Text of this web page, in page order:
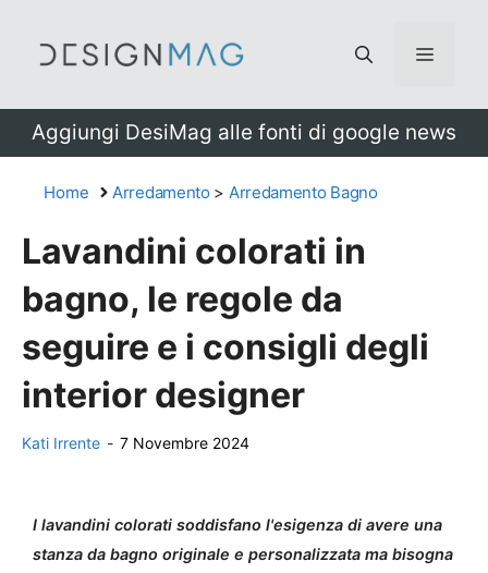
Menu
Aggiungi DesiMag alle fonti di google news
Home Arredamento > Arredamento Bagno
Lavandini colorati in
bagno, le regole da
seguire e i consigli degli
interior designer
Kati Irrente - 7 Novembre 2024
I lavandini colorati soddisfano l'esigenza di avere una
stanza da bagno originale e personalizzata ma bisogna